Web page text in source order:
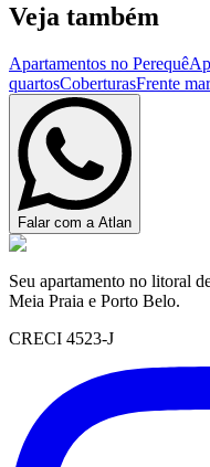
Veja também
Apartamentos no Perequê
quartosCoberturasFrente mar
Falar com a Atlan
Seu apartamento no litoral
Meia Praia e Porto Belo.
CRECI 4523-J